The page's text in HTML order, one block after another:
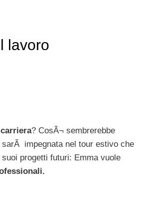
lavoro
? CosÃ¬ sembrerebbe
impegnata nel tour estivo che
progetti futuri: Emma vuole